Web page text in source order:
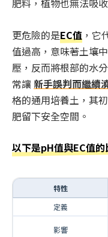
肥料，植物也無法吸
更危險的是EC值 ，它
值過高，意味著土壤
壓，反而將根部的水
常讓 新手誤判而繼續
格的通用培養土，其
肥留下安全空間。
以下是pH值與EC值的
特性
定義
影響